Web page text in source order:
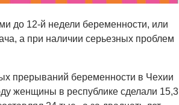
до 12-й недели беременности, или
а при наличии серьезных проблем
прерываний беременности в Чехии
женщины в республике сделали 15,3